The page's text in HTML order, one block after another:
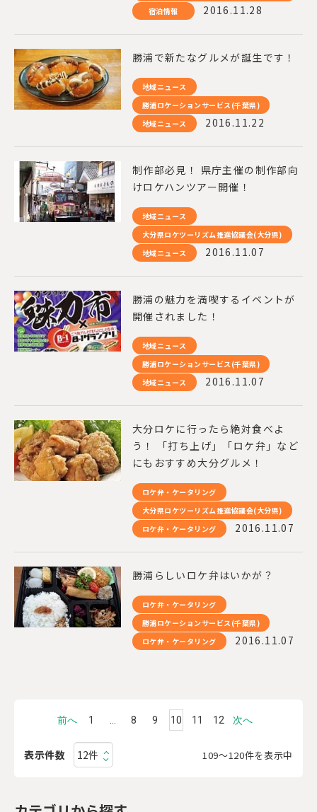
宿泊情報
2016.11.28
勝浦で新たなグルメが誕生です！
地域ニュース
勝浦ロケーションサービス(千葉県)
地域ニュース
2016.11.22
制作部必見！ 県庁主催の制作部向
けロケハンツアー開催！
地域ニュース
大分県ロケツーリズム推進協議会(大分県)
地域ニュース
2016.11.07
勝浦の魅力を満喫するイベントが
開催されました！
地域ニュース
勝浦ロケーションサービス(千葉県)
地域ニュース
2016.11.07
大分ロケに行ったら絶対食べよ
う！ 「打ち上げ」「ロケ弁」など
にもおすすめ大分グルメ！
ロケ弁・ケータリング
大分県ロケツーリズム推進協議会(大分県)
ロケ弁・ケータリング
2016.11.07
勝浦らしいロケ弁はいかが？
ロケ弁・ケータリング
勝浦ロケーションサービス(千葉県)
ロケ弁・ケータリング
2016.11.07
前へ 1 8 9 10 11 12 次へ
表示件数 109〜120件を表示中